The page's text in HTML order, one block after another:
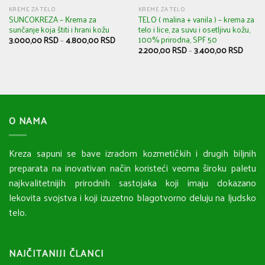
KREME ZA TELO
SUNCOKREZA – Кrema za
sunčanje koja štiti i hrani kožu
3.000,00RSD–4.800,00RSD
KREME ZA TELO
TELO ( malina + vanila ) – krema za
telo i lice, za suvu i osetljivu kožu,
100% prirodna, SPF 50
2.200,00RSD–3.400,00RSD
O NAMA
Kreza sapuni se bave izradom kozmetičkih i drugih biljnih
preparata na inovativan način koristeći veoma široku paletu
najkvalitetnijih prirodnih sastojaka koji imaju dokazano
lekovita svojstva i koji izuzetno blagotvorno deluju na ljudsko
telo.
NAJČITANIJI ČLANCI